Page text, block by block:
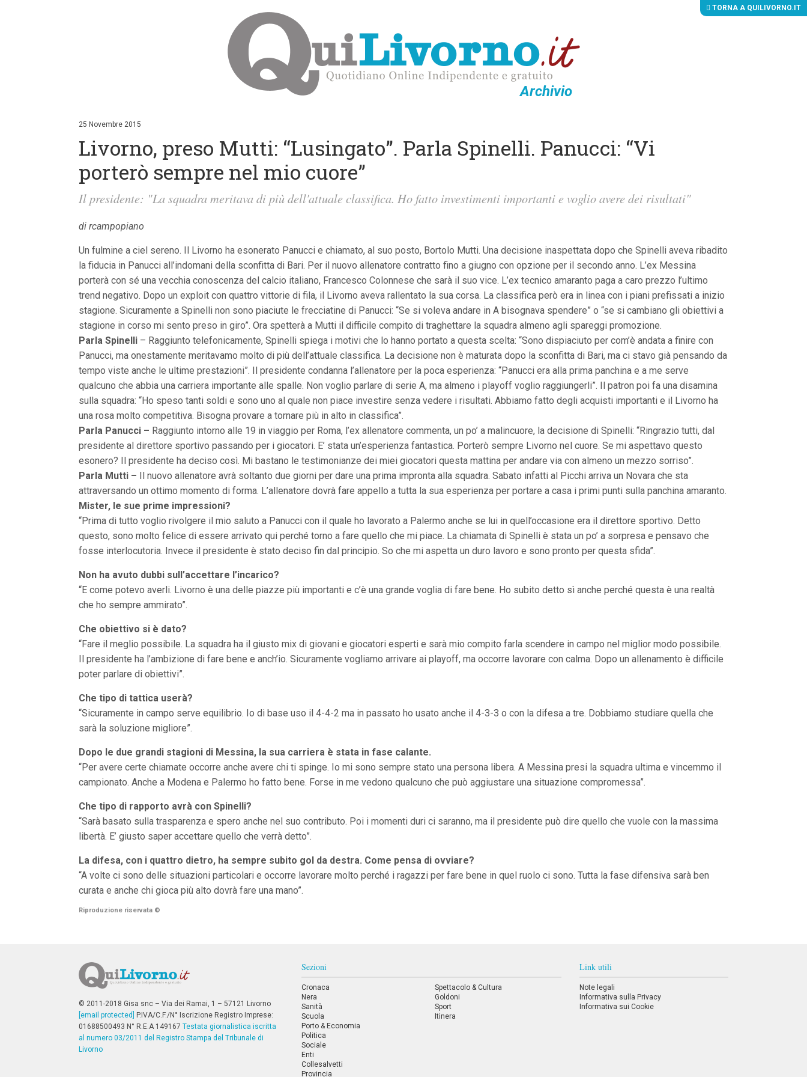
Archivio
i
i
n
t
n
t
r
i
c
i
a
l
i
V
a
i
a
l
M
n
ù
r
i
c
i
a
l
V
a
i
n
o
o
TORNA A QUILIVORNO.IT
25 Novembre 2015
Livorno, preso Mutti: “Lusingato”. Parla Spinelli. Panucci: “Vi
porterò sempre nel mio cuore”
Il presidente: "La squadra meritava di più dell'attuale classifica. Ho fatto investimenti importanti e voglio avere dei risultati"
di rcampopiano
Un fulmine a ciel sereno. Il Livorno ha esonerato Panucci e chiamato, al suo posto, Bortolo Mutti. Una decisione inaspettata dopo che Spinelli aveva ribadito
la fiducia in Panucci all’indomani della sconfitta di Bari. Per il nuovo allenatore contratto fino a giugno con opzione per il secondo anno. L’ex Messina
porterà con sé una vecchia conoscenza del calcio italiano, Francesco Colonnese che sarà il suo vice. L’ex tecnico amaranto paga a caro prezzo l’ultimo
trend negativo. Dopo un exploit con quattro vittorie di fila, il Livorno aveva rallentato la sua corsa. La classifica però era in linea con i piani prefissati a inizio
stagione. Sicuramente a Spinelli non sono piaciute le frecciatine di Panucci: “Se si voleva andare in A bisognava spendere” o “se si cambiano gli obiettivi a
stagione in corso mi sento preso in giro”. Ora spetterà a Mutti il difficile compito di traghettare la squadra almeno agli spareggi promozione.
Parla Spinelli – Raggiunto telefonicamente, Spinelli spiega i motivi che lo hanno portato a questa scelta: “Sono dispiaciuto per com’è andata a finire con
Panucci, ma onestamente meritavamo molto di più dell’attuale classifica. La decisione non è maturata dopo la sconfitta di Bari, ma ci stavo già pensando da
tempo viste anche le ultime prestazioni”. Il presidente condanna l’allenatore per la poca esperienza: “Panucci era alla prima panchina e a me serve
qualcuno che abbia una carriera importante alle spalle. Non voglio parlare di serie A, ma almeno i playoff voglio raggiungerli”. Il patron poi fa una disamina
sulla squadra: “Ho speso tanti soldi e sono uno al quale non piace investire senza vedere i risultati. Abbiamo fatto degli acquisti importanti e il Livorno ha
una rosa molto competitiva. Bisogna provare a tornare più in alto in classifica”.
Parla Panucci – Raggiunto intorno alle 19 in viaggio per Roma, l’ex allenatore commenta, un po’ a malincuore, la decisione di Spinelli: “Ringrazio tutti, dal
presidente al direttore sportivo passando per i giocatori. E’ stata un’esperienza fantastica. Porterò sempre Livorno nel cuore. Se mi aspettavo questo
esonero? Il presidente ha deciso così. Mi bastano le testimonianze dei miei giocatori questa mattina per andare via con almeno un mezzo sorriso”.
Parla Mutti – Il nuovo allenatore avrà soltanto due giorni per dare una prima impronta alla squadra. Sabato infatti al Picchi arriva un Novara che sta
attraversando un ottimo momento di forma. L’allenatore dovrà fare appello a tutta la sua esperienza per portare a casa i primi punti sulla panchina amaranto.
Mister, le sue prime impressioni?
“Prima di tutto voglio rivolgere il mio saluto a Panucci con il quale ho lavorato a Palermo anche se lui in quell’occasione era il direttore sportivo. Detto
questo, sono molto felice di essere arrivato qui perché torno a fare quello che mi piace. La chiamata di Spinelli è stata un po’ a sorpresa e pensavo che
fosse interlocutoria. Invece il presidente è stato deciso fin dal principio. So che mi aspetta un duro lavoro e sono pronto per questa sfida”.
Non ha avuto dubbi sull’accettare l’incarico?
“E come potevo averli. Livorno è una delle piazze più importanti e c’è una grande voglia di fare bene. Ho subito detto sì anche perché questa è una realtà
che ho sempre ammirato”.
Che obiettivo si è dato?
“Fare il meglio possibile. La squadra ha il giusto mix di giovani e giocatori esperti e sarà mio compito farla scendere in campo nel miglior modo possibile.
Il presidente ha l’ambizione di fare bene e anch’io. Sicuramente vogliamo arrivare ai playoff, ma occorre lavorare con calma. Dopo un allenamento è difficile
poter parlare di obiettivi”.
Che tipo di tattica userà?
“Sicuramente in campo serve equilibrio. Io di base uso il 4-4-2 ma in passato ho usato anche il 4-3-3 o con la difesa a tre. Dobbiamo studiare quella che
sarà la soluzione migliore”.
Dopo le due grandi stagioni di Messina, la sua carriera è stata in fase calante.
“Per avere certe chiamate occorre anche avere chi ti spinge. Io mi sono sempre stato una persona libera. A Messina presi la squadra ultima e vincemmo il
campionato. Anche a Modena e Palermo ho fatto bene. Forse in me vedono qualcuno che può aggiustare una situazione compromessa”.
Che tipo di rapporto avrà con Spinelli?
“Sarà basato sulla trasparenza e spero anche nel suo contributo. Poi i momenti duri ci saranno, ma il presidente può dire quello che vuole con la massima
libertà. E’ giusto saper accettare quello che verrà detto”.
La difesa, con i quattro dietro, ha sempre subito gol da destra. Come pensa di ovviare?
“A volte ci sono delle situazioni particolari e occorre lavorare molto perché i ragazzi per fare bene in quel ruolo ci sono. Tutta la fase difensiva sarà ben
curata e anche chi gioca più alto dovrà fare una mano”.
Riproduzione riservata ©
© 2011-2018 Gisa snc – Via dei Ramai, 1 – 57121 Livorno
[email protected]
P.IVA/C.F./N° Iscrizione Registro Imprese:
01688500493 N° R.E.A 149167Testata giornalistica iscritta
al numero 03/2011 del Registro Stampa del Tribunale di
Livorno
Sezioni
Cronaca
Nera
Sanità
Scuola
Porto & Economia
Politica
Sociale
Enti
Collesalvetti
Provincia
Spettacolo & Cultura
Goldoni
Sport
Itinera
Link utili
Note legali
Informativa sulla Privacy
Informativa sui Cookie